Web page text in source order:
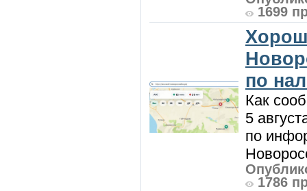
1699
по
Как
5
по
1786